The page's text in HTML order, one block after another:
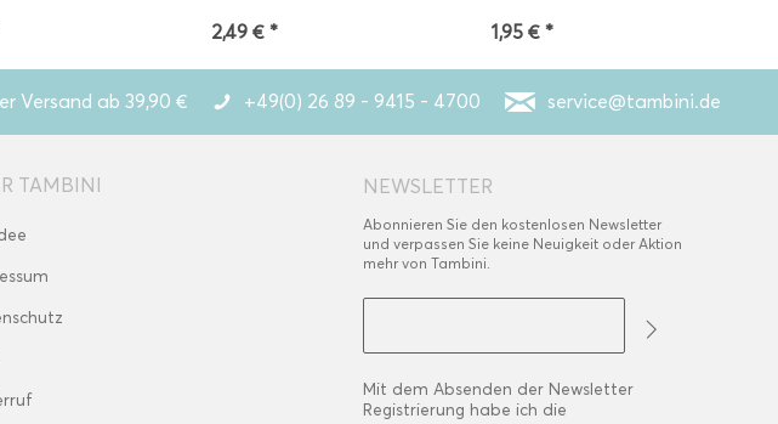
2,49 € * 1,95 € *
Versand ab 39,90 € +49(0) 26 89 - 9415 - 4700 service@tambini.de
TAMBINI NEWSLETTER
Abonnieren Sie den kostenlosen Newsletter
und verpassen Sie keine Neuigkeit oder Aktion
mehr von Tambini.
Mit dem Absenden der Newsletter
Registrierung habe ich die